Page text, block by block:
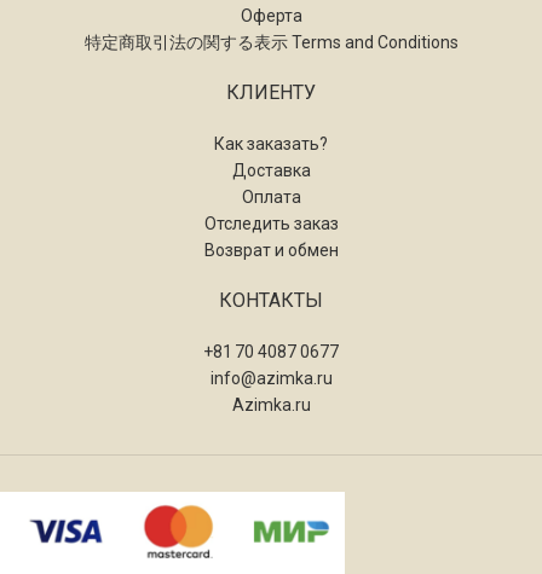
Оферта
特定商取引法の関する表示 Terms and Conditions
КЛИЕНТУ
Как заказать?
Доставка
Оплата
Отследить заказ
Возврат и обмен
КОНТАКТЫ
+81 70 4087 0677
info@azimka.ru
Azimka.ru